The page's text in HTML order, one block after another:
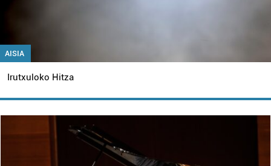
AISIA
Irutxuloko Hitza